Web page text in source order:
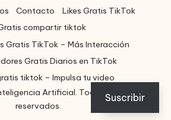
Contacto
Likes Gratis TikTok
compartir tiktok
Gratis TikTok – Más Interacción
Gratis Diarios en TikTok
tiktok – Impulsa tu video
Artificial. Todos los derechos
reservados.
Suscribir
ES